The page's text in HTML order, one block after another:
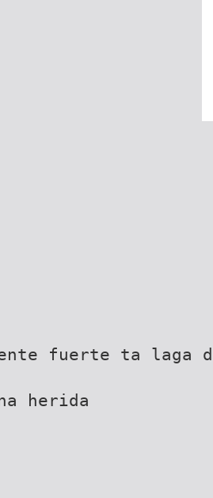
fuerte ta laga
herida